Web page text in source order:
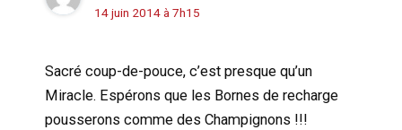
14 juin 2014 à 7h15
Sacré coup-de-pouce, c’est presque qu’un
Miracle. Espérons que les Bornes de recharge
pousserons comme des Champignons !!!